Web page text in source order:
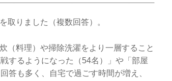
取りました（複数回答）。
（料理）や掃除洗濯をより一層すること
するようになった（54名）」や「部屋
答も多く、自宅で過ごす時間が増え、